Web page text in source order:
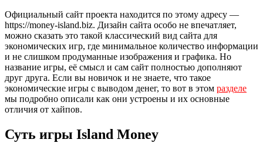
Официальный сайт проекта находится по этому адресу —
https://money-island.biz. Дизайн сайта особо не впечатляет,
можно сказать это такой классический вид сайта для
экономических игр, где минимальное количество информации
и не слишком продуманные изображения и графика. Но
название игры, её смысл и сам сайт полностью дополняют
друг друга. Если вы новичок и не знаете, что такое
экономические игры с выводом денег, то вот в этом разделе
мы подробно описали как они устроены и их основные
отличия от хайпов.
Суть игры Island Money